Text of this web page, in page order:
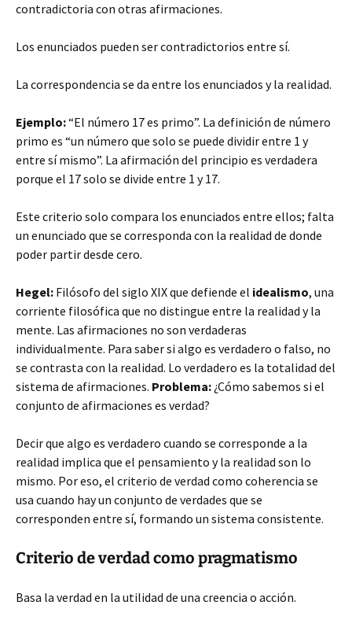
contradictoria con otras afirmaciones.
Los enunciados pueden ser contradictorios entre sí.
La correspondencia se da entre los enunciados y la realidad.
Ejemplo:“El número 17 es primo”. La definición de número
primo es “un número que solo se puede dividir entre 1 y
entre sí mismo”. La afirmación del principio es verdadera
porque el 17 solo se divide entre 1 y 17.
Este criterio solo compara los enunciados entre ellos; falta
un enunciado que se corresponda con la realidad de donde
poder partir desde cero.
Hegel: Filósofo del siglo XIX que defiende el idealismo, una
corriente filosófica que no distingue entre la realidad y la
mente. Las afirmaciones no son verdaderas
individualmente. Para saber si algo es verdadero o falso, no
se contrasta con la realidad. Lo verdadero es la totalidad del
sistema de afirmaciones. Problema: ¿Cómo sabemos si el
conjunto de afirmaciones es verdad?
Decir que algo es verdadero cuando se corresponde a la
realidad implica que el pensamiento y la realidad son lo
mismo. Por eso, el criterio de verdad como coherencia se
usa cuando hay un conjunto de verdades que se
corresponden entre sí, formando un sistema consistente.
Criterio de verdad como pragmatismo
Basa la verdad en la utilidad de una creencia o acción.